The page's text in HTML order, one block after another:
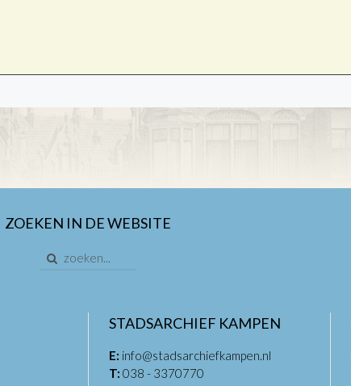
ZOEKEN IN DE WEBSITE
STADSARCHIEF KAMPEN
E: info@stadsarchiefkampen.nl
T: 038 - 3370770